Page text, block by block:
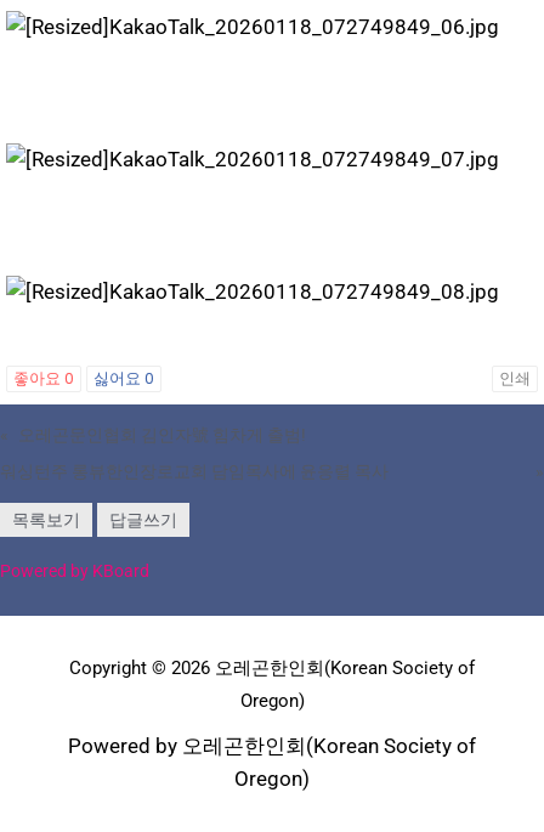
좋아요 0 싫어요 0 인쇄
«
오레곤문인협회 김인자號 힘차게 출범!
워싱턴주 롱뷰한인장로교회 담임목사에 윤응렬 목사
»
목록보기 답글쓰기
Powered by KBoard
Copyright © 2026 오레곤한인회(Korean Society of
Oregon)
Powered by 오레곤한인회(Korean Society of
Oregon)